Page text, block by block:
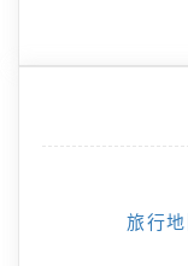
旅行地